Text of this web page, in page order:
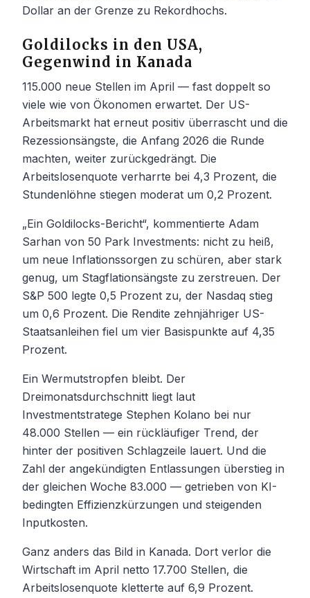
Dollar an der Grenze zu Rekordhochs.
Goldilocks in den USA,
Gegenwind in Kanada
115.000 neue Stellen im April — fast doppelt so
viele wie von Ökonomen erwartet. Der US-
Arbeitsmarkt hat erneut positiv überrascht und die
Rezessionsängste, die Anfang 2026 die Runde
machten, weiter zurückgedrängt. Die
Arbeitslosenquote verharrte bei 4,3 Prozent, die
Stundenlöhne stiegen moderat um 0,2 Prozent.
„Ein Goldilocks-Bericht“, kommentierte Adam
Sarhan von 50 Park Investments: nicht zu heiß,
um neue Inflationssorgen zu schüren, aber stark
genug, um Stagflationsängste zu zerstreuen. Der
S&P 500 legte 0,5 Prozent zu, der Nasdaq stieg
um 0,6 Prozent. Die Rendite zehnjähriger US-
Staatsanleihen fiel um vier Basispunkte auf 4,35
Prozent.
Ein Wermutstropfen bleibt. Der
Dreimonatsdurchschnitt liegt laut
Investmentstratege Stephen Kolano bei nur
48.000 Stellen — ein rückläufiger Trend, der
hinter der positiven Schlagzeile lauert. Und die
Zahl der angekündigten Entlassungen überstieg in
der gleichen Woche 83.000 — getrieben von KI-
bedingten Effizienzkürzungen und steigenden
Inputkosten.
Ganz anders das Bild in Kanada. Dort verlor die
Wirtschaft im April netto 17.700 Stellen, die
Arbeitslosenquote kletterte auf 6,9 Prozent.